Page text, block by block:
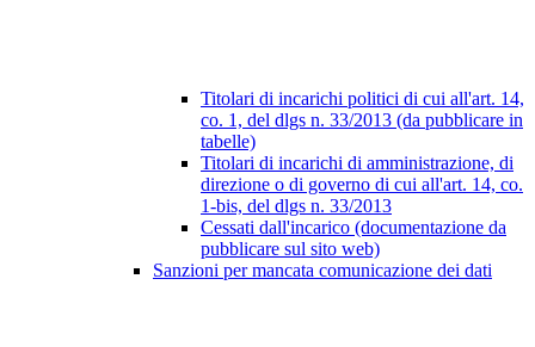
Titolari di incarichi politici di cui all'art. 14,
co. 1, del dlgs n. 33/2013 (da pubblicare in
tabelle)
Titolari di incarichi di amministrazione, di
direzione o di governo di cui all'art. 14, co.
1-bis, del dlgs n. 33/2013
Cessati dall'incarico (documentazione da
pubblicare sul sito web)
Sanzioni per mancata comunicazione dei dati